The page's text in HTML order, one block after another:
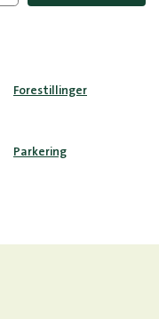
Forestillinger
Parkering